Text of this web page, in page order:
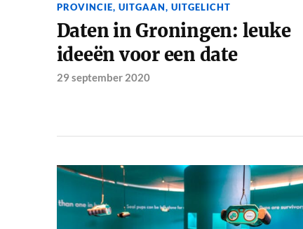
PROVINCIE, UITGAAN, UITGELICHT
Daten in Groningen: leuke
ideeën voor een date
29 september 2020